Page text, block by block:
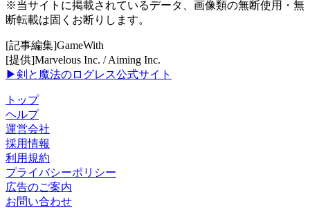
※当サイトに掲載されているデータ、画像類の無断使用・無
断転載は固くお断りします。
[記事編集]GameWith
[提供]Marvelous Inc. / Aiming Inc.
▶剣と魔法のログレス公式サイト
トップ
ヘルプ
運営会社
採用情報
利用規約
プライバシーポリシー
広告のご案内
お問い合わせ